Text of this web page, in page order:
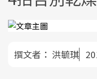
撰文者： 洪毓琪